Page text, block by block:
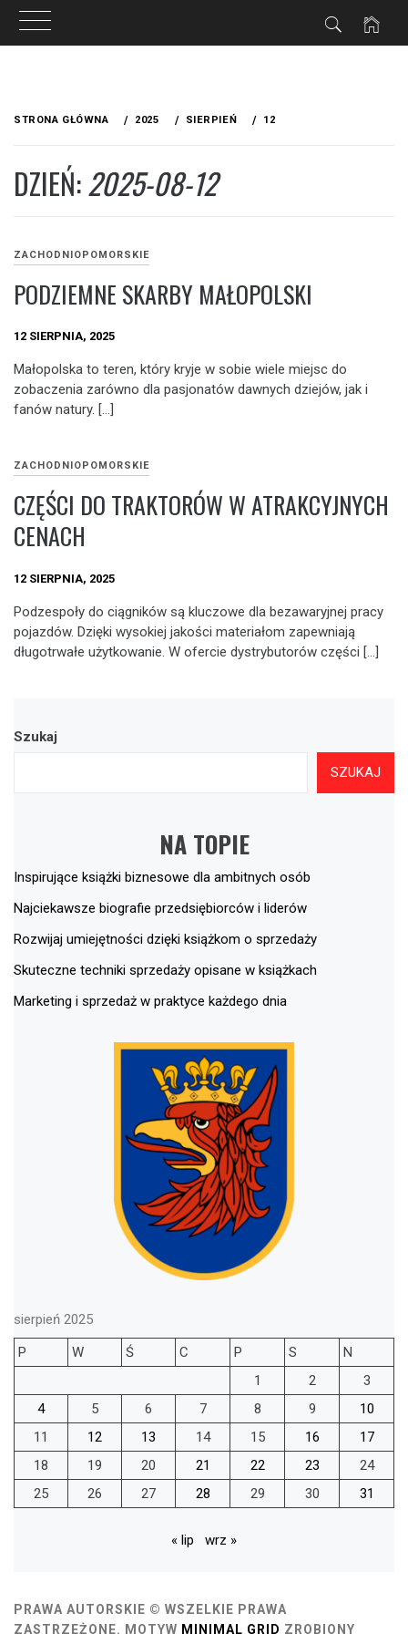
STRONA GŁÓWNA 2025 SIERPIEŃ 12
DZIEŃ:2025-08-12
ZACHODNIOPOMORSKIE
PODZIEMNE SKARBY MAŁOPOLSKI
12 SIERPNIA, 2025
Małopolska to teren, który kryje w sobie wiele miejsc do
zobaczenia zarówno dla pasjonatów dawnych dziejów, jak i
fanów natury. […]
ZACHODNIOPOMORSKIE
CZĘŚCI DO TRAKTORÓW W ATRAKCYJNYCH
CENACH
12 SIERPNIA, 2025
Podzespoły do ciągników są kluczowe dla bezawaryjnej pracy
pojazdów. Dzięki wysokiej jakości materiałom zapewniają
długotrwałe użytkowanie. W ofercie dystrybutorów części […]
Szukaj
SZUKAJ
NA TOPIE
Inspirujące książki biznesowe dla ambitnych osób
Najciekawsze biografie przedsiębiorców i liderów
Rozwijaj umiejętności dzięki książkom o sprzedaży
Skuteczne techniki sprzedaży opisane w książkach
Marketing i sprzedaż w praktyce każdego dnia
sierpień 2025
P
W Ś C P S
N
1
2
3
4
5 6 7 8 9
10
11
12 13 14 15 16
17
18
19 20 21 22 23
24
25
26 27 28 29 30 31
« lip wrz »
PRAWA AUTORSKIE © WSZELKIE PRAWA
ZASTRZEŻONE. MOTYW MINIMAL GRID ZROBIONY